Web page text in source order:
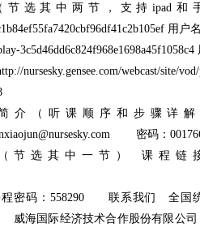
节选其中两节，支持ipad
c1b84ef55fa7420cbf96df41c2b105ef
play-
webcast/site/vod/
课顺序和步骤详解） http://
密码：
中一节） 课程链接：http://
程密码：558290 联系我们 全国
国际经济技术合作股份有限公司